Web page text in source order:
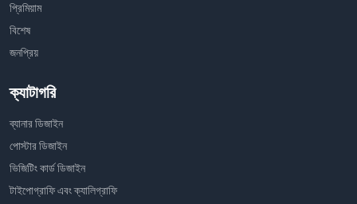
প্রিমিয়াম
বিশেষ
জনপ্রিয়
ক্যাটাগরি
ব্যানার ডিজাইন
পোস্টার ডিজাইন
ভিজিটিং কার্ড ডিজাইন
টাইপোগ্রাফি এবং ক্যালিগ্রাফি